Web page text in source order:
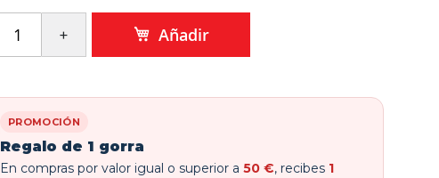
Añadir
PROMOCIÓN
Regalo de 1 gorra
En compras por valor igual o superior a 50 €, recibes 1